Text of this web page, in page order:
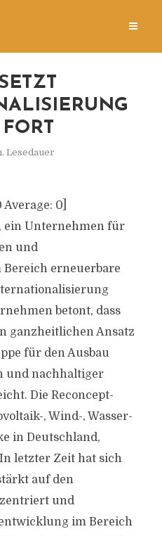
Lesedauer
Average: 0]
ein Unternehmen für
und
erneuerbare
betont, dass
ganzheitlichen Ansatz
für den Ausbau
und nachhaltiger
Die Reconcept-
, Wind-, Wasser-
in Deutschland,
letzter Zeit hat sich
auf den
und
im Bereich